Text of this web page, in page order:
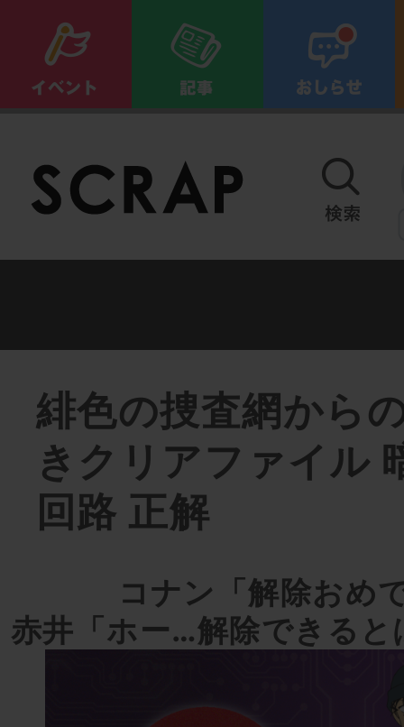
緋色の捜査網から
きクリアファイル
回路 正解
コナン「解除おめ
赤井「ホー…解除できる